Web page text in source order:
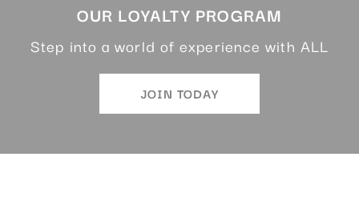
OUR LOYALTY PROGRAM
Step into a world of experience with ALL
JOIN TODAY